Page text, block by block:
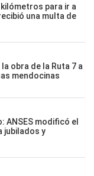
para ir a
una multa de
obra de la Ruta 7 a
mendocinas
ANSES modificó el
jubilados y